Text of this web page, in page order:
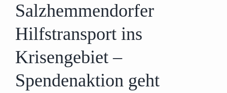
Salzhemmendorfer
Hilfstransport ins
Krisengebiet –
Spendenaktion geht